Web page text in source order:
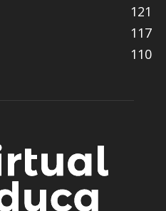
121
117
110